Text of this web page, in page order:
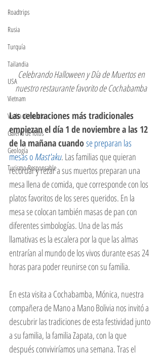
Roadtrips
Rusia
Turquía
Tailandia
USA
Vietnam
Vuelta al mundo
Galeria de fotos
Geología
Turismo Responsable
Celebrando Halloween y Día de Muertos en
nuestro restaurante favorito de Cochabamba
Las celebraciones más tradicionales
empiezan el día 1 de noviembre a las 12
de la mañana cuando se preparan las
mesas o Mast'aku. Las familias que quieran
recordar y rezar a sus muertos preparan una
mesa llena de comida, que corresponde con los
platos favoritos de los seres queridos. En la
mesa se colocan también masas de pan con
diferentes simbologías. Una de las más
llamativas es la escalera por la que las almas
entrarían al mundo de los vivos durante esas 24
horas para poder reunirse con su familia.
En esta visita a Cochabamba, Mónica, nuestra
compañera de Mano a Mano Bolivia nos invitó a
descubrir las tradiciones de esta festividad junto
a su familia, la familia Zapata, con la que
después conviviríamos una semana. Tras el